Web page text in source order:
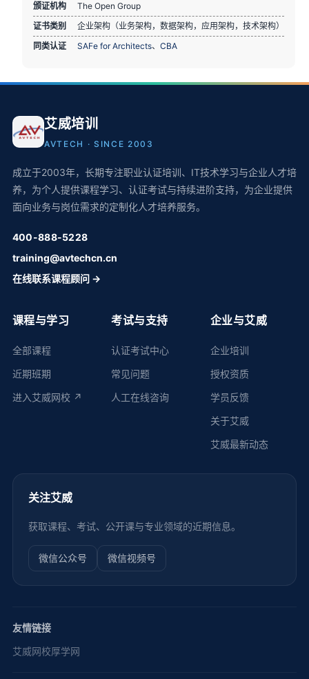
颁证机构
The Open Group
证书类别
企业架构（业务架构，数据架构，应用架构，技术架构）
同类认证
SAFe for Architects、CBA
艾威培训
AVTECH · SINCE 2003
成立于2003年，长期专注职业认证培训、IT技术学习与企业人才培
养，为个人提供课程学习、认证考试与持续进阶支持，为企业提供
面向业务与岗位需求的定制化人才培养服务。
400-888-5228
training@avtechcn.cn
在线联系课程顾问 →
课程与学习
全部课程
近期班期
进入艾威网校 ↗
考试与支持
认证考试中心
常见问题
人工在线咨询
企业与艾威
企业培训
授权资质
学员反馈
关于艾威
艾威最新动态
关注艾威
获取课程、考试、公开课与专业领域的近期信息。
微信公众号 微信视频号
友情链接
艾威网校厚学网